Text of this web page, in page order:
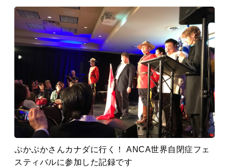
ぷかぷかさんカナダに行く！ ANCA世界自閉症フェ
スティバルに参加した記録です